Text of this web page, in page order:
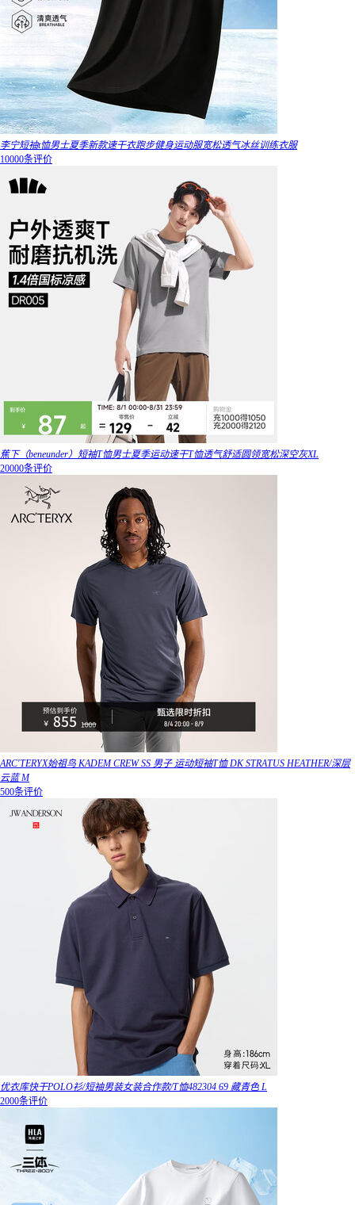
李宁短袖t恤男士夏季新款速干衣跑步健身运动服宽松透气冰丝训练衣服
10000条评价
蕉下（beneunder）短袖T恤男士夏季运动速干T恤透气舒适圆领宽松深空灰XL
20000条评价
ARC'TERYX始祖鸟 KADEM CREW SS 男子 运动短袖T恤 DK STRATUS HEATHER/深层
云蓝 M
500条评价
优衣库快干POLO衫/短袖男装女装合作款/T恤482304 69 藏青色 L
2000条评价